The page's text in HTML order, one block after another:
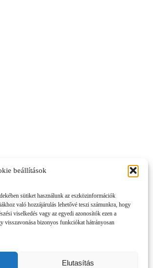
beállítások
sütiket használunk az eszközinformációk
való hozzájárulás lehetővé teszi számunkra, hogy
viselkedés vagy az egyedi azonosítók ezen a
visszavonása bizonyos funkciókat hátrányosan
Elutasítás